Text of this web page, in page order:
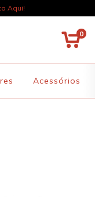
Aqui!
0
Acessórios